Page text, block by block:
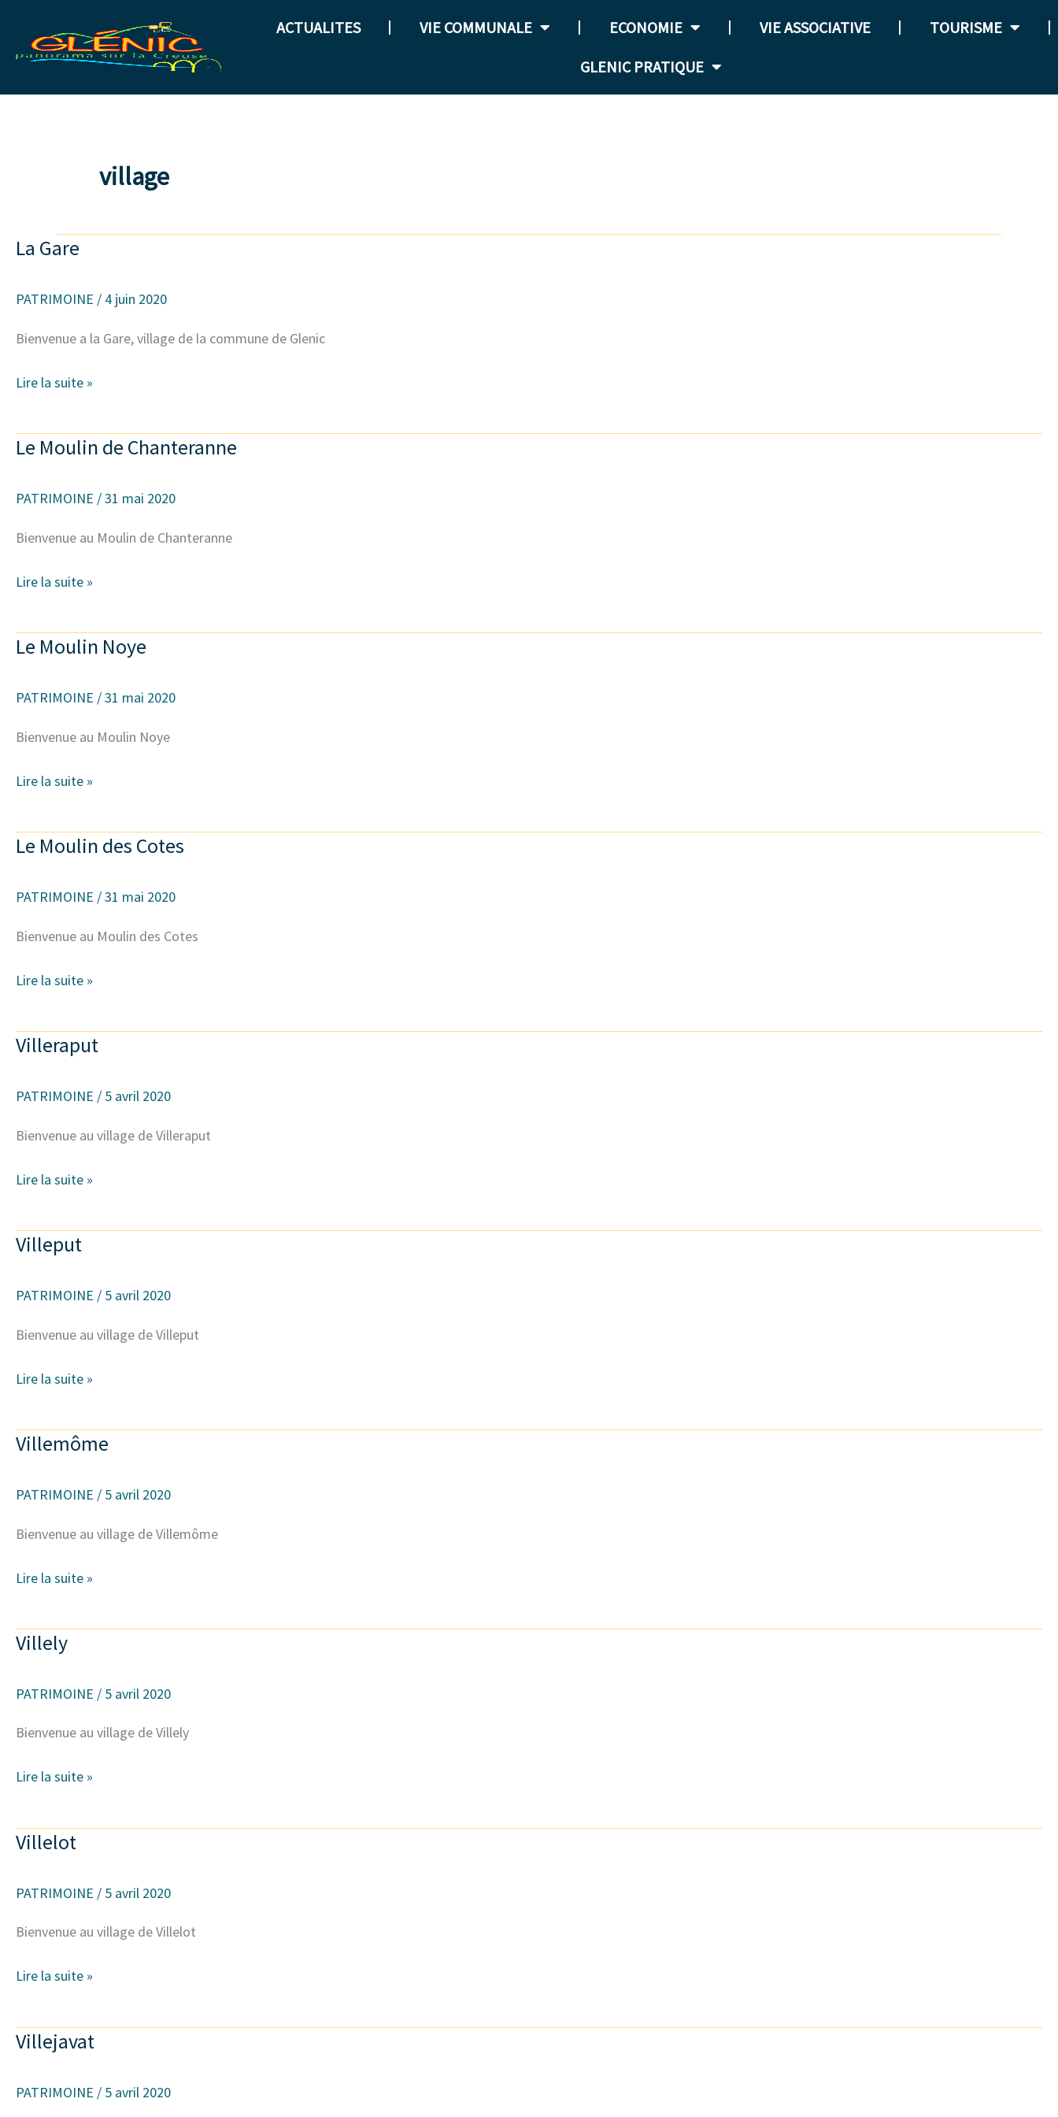
contenu
ACTUALITES VIE COMMUNALE ECONOMIE VIE ASSOCIATIVE
TOURISME
GLENIC PRATIQUE
village
La Gare
PATRIMOINE / 4 juin 2020
Bienvenue a la Gare, village de la commune de Glenic
La
Lire la suite »
Le Moulin de Chanteranne
PATRIMOINE /31 mai 2020
Bienvenue au Moulin de Chanteranne
Le
de
Lire la suite »
Le Moulin Noye
PATRIMOINE /31 mai 2020
Bienvenue au Moulin Noye
Le
Noye
Lire la suite »
Le Moulin des Cotes
PATRIMOINE /31 mai 2020
Bienvenue au Moulin des Cotes
Le
des
Lire la suite »
Villeraput
PATRIMOINE / 5 avril 2020
Bienvenue au village de Villeraput
Villeraput
Lire la suite »
Villeput
PATRIMOINE / 5 avril 2020
Bienvenue au village de Villeput
Villeput
Lire la suite »
Villemôme
PATRIMOINE / 5 avril 2020
Bienvenue au village de Villemôme
Villemôme
Lire la suite »
Villely
PATRIMOINE / 5 avril 2020
Bienvenue au village de Villely
Villely
Lire la suite »
Villelot
PATRIMOINE / 5 avril 2020
Bienvenue au village de Villelot
Villelot
Lire la suite »
Villejavat
PATRIMOINE / 5 avril 2020
Villejavat